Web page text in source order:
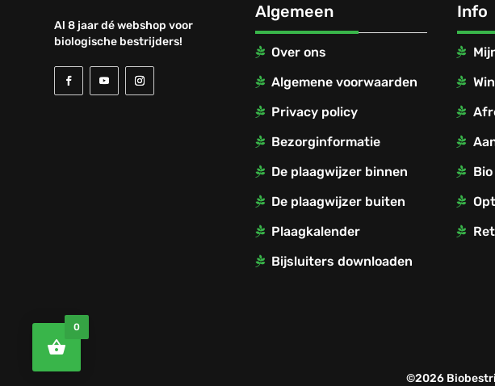
Al 8 jaar dé webshop voor
biologische bestrijders!
Algemeen
Over ons
Algemene voorwaarden
Privacy policy
Bezorginformatie
De plaagwijzer binnen
De plaagwijzer buiten
Plaagkalender
Bijsluiters downloaden
Info
©2026
0